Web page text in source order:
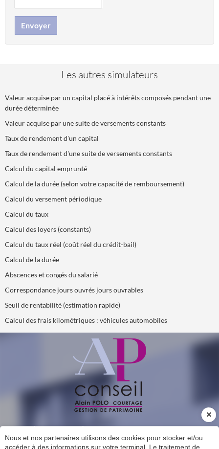
Envoyer
Les autres simulateurs
Valeur acquise par un capital placé à intérêts composés pendant une
durée déterminée
Valeur acquise par une suite de versements constants
Taux de rendement d'un capital
Taux de rendement d'une suite de versements constants
Calcul du capital emprunté
Calcul de la durée (selon votre capacité de remboursement)
Calcul du versement périodique
Calcul du taux
Calcul des loyers (constants)
Calcul du taux réel (coût réel du crédit-bail)
Calcul de la durée
Abscences et congés du salarié
Correspondance jours ouvrés jours ouvrables
Seuil de rentabilité (estimation rapide)
Calcul des frais kilométriques : véhicules automobiles
INSCRIPTION À NOTRE LETTRE D'INFORMATION
CONTACT
Nous et nos partenaires utilisons des cookies pour stocker et/ou
accéder à des informations sur votre terminal. Le traitement de